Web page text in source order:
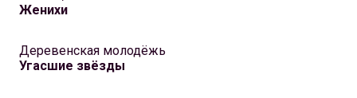
Женихи
Деревенская молодёжь
Угасшие звёзды